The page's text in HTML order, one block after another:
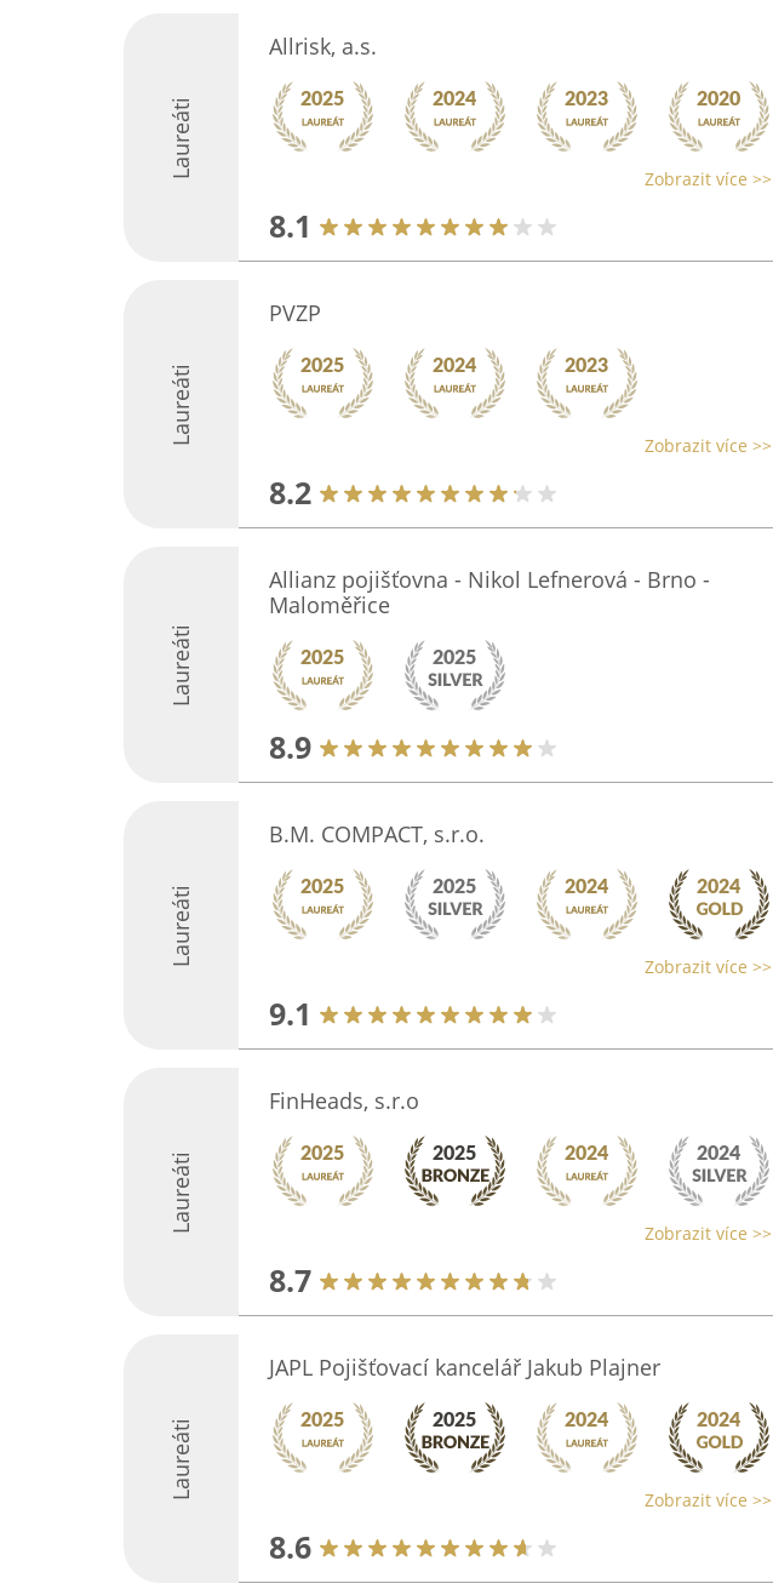
Laureáti
Allrisk, a.s.
Zobrazit více >>
8.1
Laureáti
PVZP
Zobrazit více >>
8.2
Laureáti
Allianz pojišťovna - Nikol Lefnerová - Brno -
Maloměřice
8.9
Laureáti
B.M. COMPACT, s.r.o.
Zobrazit více >>
9.1
Laureáti
FinHeads, s.r.o
Zobrazit více >>
8.7
Laureáti
JAPL Pojišťovací kancelář Jakub Plajner
Zobrazit více >>
8.6